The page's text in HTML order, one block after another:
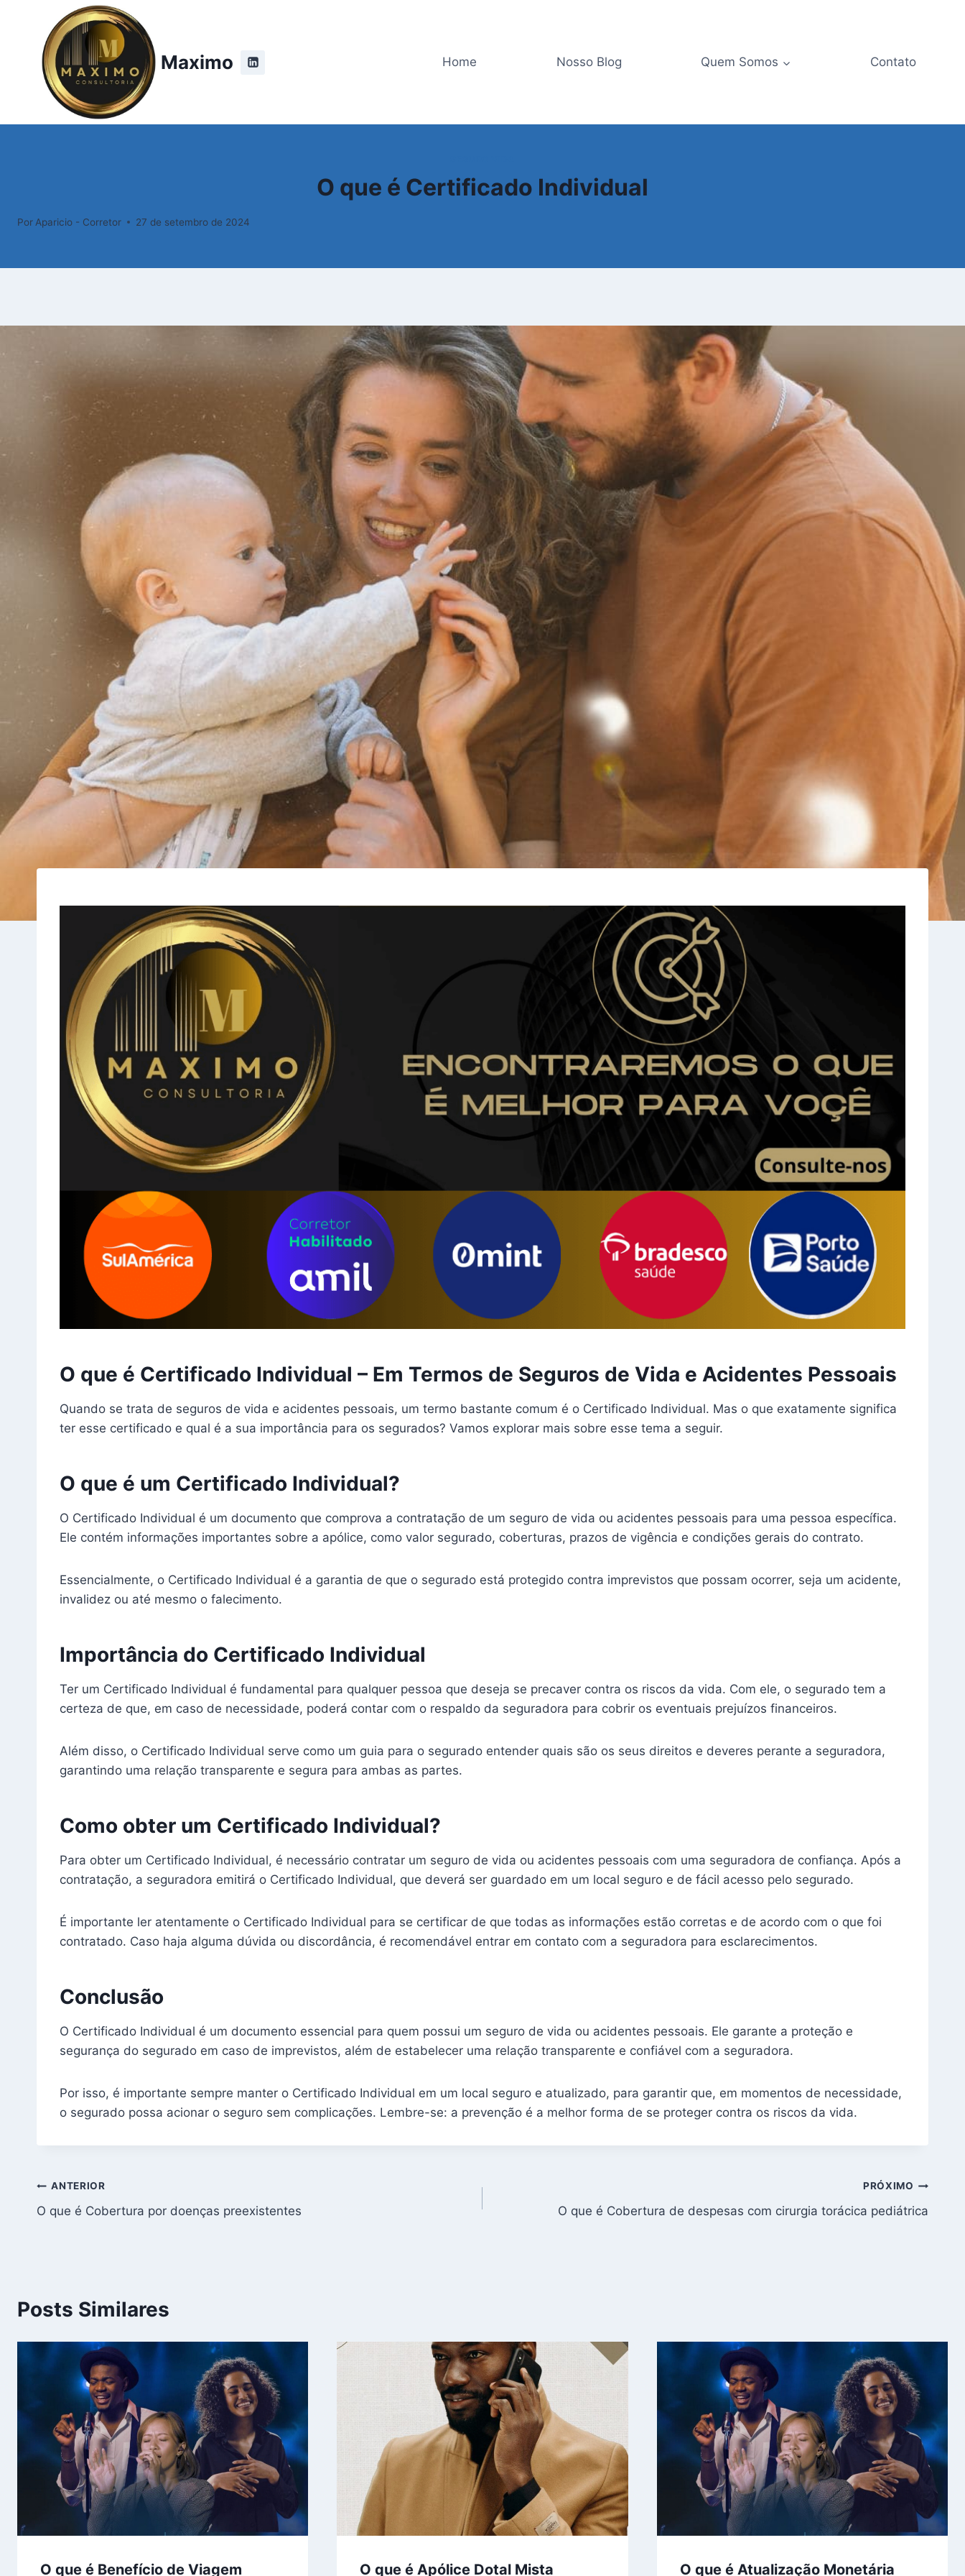
Conteúdo
Maximo Home Nosso Blog Quem Somos Contato
O que é Certificado Individual
Por Aparicio - Corretor 27 de setembro de 2024
O que é Certificado Individual – Em Termos de Seguros de Vida e Acidentes Pessoais
Quando se trata de seguros de vida e acidentes pessoais, um termo bastante comum é o Certificado Individual. Mas o que exatamente significa
ter esse certificado e qual é a sua importância para os segurados? Vamos explorar mais sobre esse tema a seguir.
O que é um Certificado Individual?
O Certificado Individual é um documento que comprova a contratação de um seguro de vida ou acidentes pessoais para uma pessoa específica.
Ele contém informações importantes sobre a apólice, como valor segurado, coberturas, prazos de vigência e condições gerais do contrato.
Essencialmente, o Certificado Individual é a garantia de que o segurado está protegido contra imprevistos que possam ocorrer, seja um acidente,
invalidez ou até mesmo o falecimento.
Importância do Certificado Individual
Ter um Certificado Individual é fundamental para qualquer pessoa que deseja se precaver contra os riscos da vida. Com ele, o segurado tem a
certeza de que, em caso de necessidade, poderá contar com o respaldo da seguradora para cobrir os eventuais prejuízos financeiros.
Além disso, o Certificado Individual serve como um guia para o segurado entender quais são os seus direitos e deveres perante a seguradora,
garantindo uma relação transparente e segura para ambas as partes.
Como obter um Certificado Individual?
Para obter um Certificado Individual, é necessário contratar um seguro de vida ou acidentes pessoais com uma seguradora de confiança. Após a
contratação, a seguradora emitirá o Certificado Individual, que deverá ser guardado em um local seguro e de fácil acesso pelo segurado.
É importante ler atentamente o Certificado Individual para se certificar de que todas as informações estão corretas e de acordo com o que foi
contratado. Caso haja alguma dúvida ou discordância, é recomendável entrar em contato com a seguradora para esclarecimentos.
Conclusão
O Certificado Individual é um documento essencial para quem possui um seguro de vida ou acidentes pessoais. Ele garante a proteção e
segurança do segurado em caso de imprevistos, além de estabelecer uma relação transparente e confiável com a seguradora.
Por isso, é importante sempre manter o Certificado Individual em um local seguro e atualizado, para garantir que, em momentos de necessidade,
o segurado possa acionar o seguro sem complicações. Lembre-se: a prevenção é a melhor forma de se proteger contra os riscos da vida.
Navegação
de
ANTERIOR
O que é Cobertura por doenças preexistentes
PRÓXIMO
O que é Cobertura de despesas com cirurgia torácica pediátrica
Posts Similares
O que é Benefício de Viagem O que é Apólice Dotal Mista O que é Atualização Monetária